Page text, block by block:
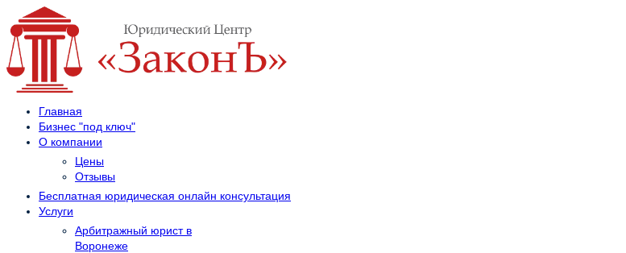
Главная
Бизнес "под ключ"
О компании
Цены
Отзывы
Бесплатная юридическая онлайн консультация
Услуги
Арбитражный юрист в
Воронеже